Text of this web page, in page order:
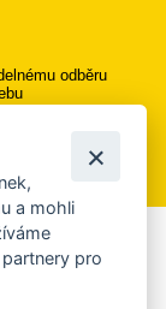
odběru
na
a mohli
pro